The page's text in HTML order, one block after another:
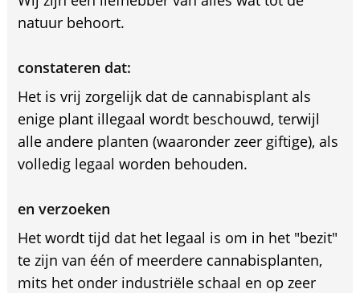
natuur behoort.
constateren dat:
Het is vrij zorgelijk dat de cannabisplant als
enige plant illegaal wordt beschouwd, terwijl
alle andere planten (waaronder zeer giftige), als
volledig legaal worden behouden.
en verzoeken
Het wordt tijd dat het legaal is om in het "bezit"
te zijn van één of meerdere cannabisplanten,
mits het onder industriële schaal en op zeer